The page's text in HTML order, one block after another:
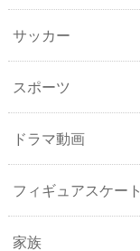
サッカー
スポーツ
ドラマ動画
フィギュアスケート
家族